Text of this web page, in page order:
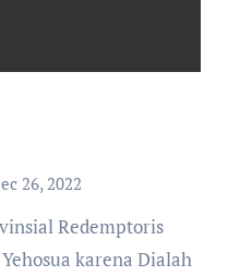
26, 2022
karena Dialah